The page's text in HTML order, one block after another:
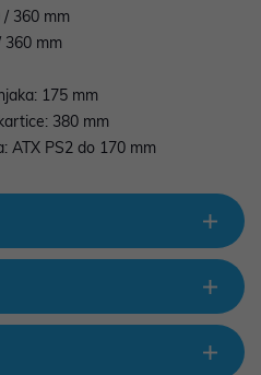
/ 360 mm
360 mm
175 mm
380 mm
ATX PS2 do 170 mm